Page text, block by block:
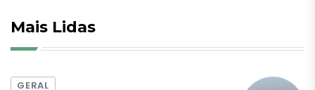
Mais Lidas
GERAL